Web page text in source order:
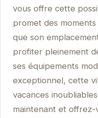
vous offre cette
promet des
que son
profiter pleinement
ses équipements
exceptionnel, cette
vacances
maintenant et